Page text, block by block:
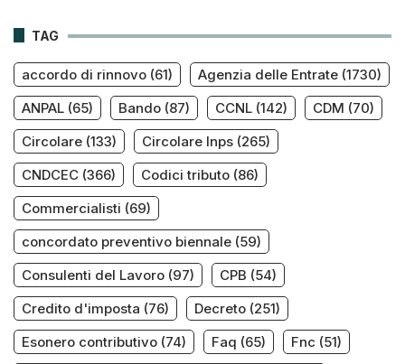
TAG
accordo di rinnovo (61) Agenzia delle Entrate (1730)
ANPAL (65) Bando (87) CCNL (142) CDM (70)
Circolare (133) Circolare Inps (265)
CNDCEC (366) Codici tributo (86)
Commercialisti (69)
concordato preventivo biennale (59)
Consulenti del Lavoro (97) CPB (54)
Credito d'imposta (76) Decreto (251)
Esonero contributivo (74) Faq (65) Fnc (51)